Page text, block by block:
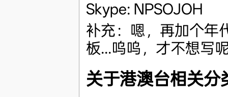
Skype: NPSOJOH
补充：嗯，再加个年
板...呜呜，才不想写
关于港澳台相关分